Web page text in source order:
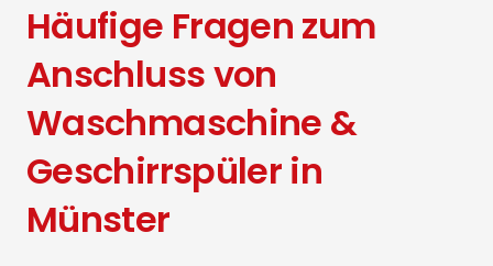
Häufige Fragen zum
Anschluss von
Waschmaschine &
Geschirrspüler in
Münster